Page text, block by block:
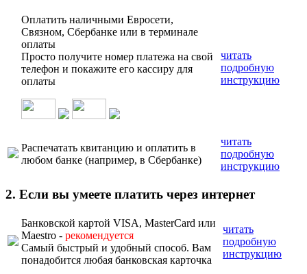
Оплатить наличными Евросети,
Связном, Сбербанке или в терминале
оплаты
Просто получите номер платежа на свой
телефон и покажите его кассиру для
оплаты
читать
подробную
инструкцию
Распечатать квитанцию и оплатить в
любом банке (например, в Сбербанке)
читать
подробную
инструкцию
2. Если вы умеете платить через интернет
Банковской картой VISA, MasterCard или
Maestro - рекомендуется
Самый быстрый и удобный способ. Вам
понадобится любая банковская карточка
читать
подробную
инструкцию